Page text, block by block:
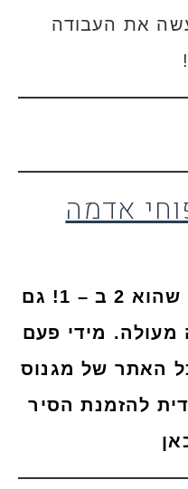
את העבודה
אדמה
סיר יציקה חדש אובלי שהוא 2 ב – 1! גם
מעולה. מידי פעם
האתר של מגנוס
להזמנת הסיר